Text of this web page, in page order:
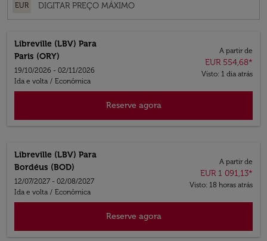
EUR
Libreville (LBV) Para
Paris (ORY)
19/10/2026 - 02/11/2026
Ida e volta / Econômica
A partir de
EUR 554,68*
Visto: 1 dia atrás
Reserve agora
Libreville (LBV) Para
Bordéus (BOD)
12/07/2027 - 02/08/2027
Ida e volta / Econômica
A partir de
EUR 1 091,13*
Visto: 18 horas atrás
Reserve agora